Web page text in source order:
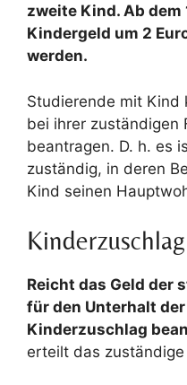
zweite Kind. Ab dem
Kindergeld um 2
werden.
Studierende mit Kind
bei ihrer zuständigen
beantragen. D. h. es
zuständig, in deren
Kind seinen
Kinderzuschlag
Reicht das Geld der
für den Unterhalt
Kinderzuschlag
erteilt das